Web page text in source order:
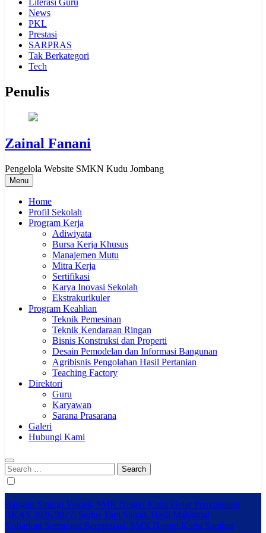
Literasi Guru
News
PKL
Prestasi
SARPRAS
Tak Berkategori
Tech
Penulis
Zainal Fanani
Pengelola Website SMKN Kudu Jombang
Menu
Home
Profil Sekolah
Program Kerja
Adiwiyata
Bursa Kerja Khusus
Manajemen Mutu
Mitra Kerja
Sertifikasi
Karya Inovasi Sekolah
Ekstrakurikuler
Program Keahlian
Teknik Pemesinan
Teknik Kendaraan Ringan
Bisnis Konstruksi dan Properti
Desain Pemodelan dan Informasi Bangunan
Agribisnis Pengolahan Hasil Pertanian
Teaching Factory
Direktori
Guru
Karyawan
Sarana Prasarana
Galeri
Hubungi Kami
Search
for:
Bangun Sinergi Vokasi, SMK Negeri Kudu Gelar Penyusunan
RKAS 2026/2027: Serius Tapi Santai, Hasil Maksimal
Kobarkan Semangat Berprestasi, SMK Negeri Kudu Sambut